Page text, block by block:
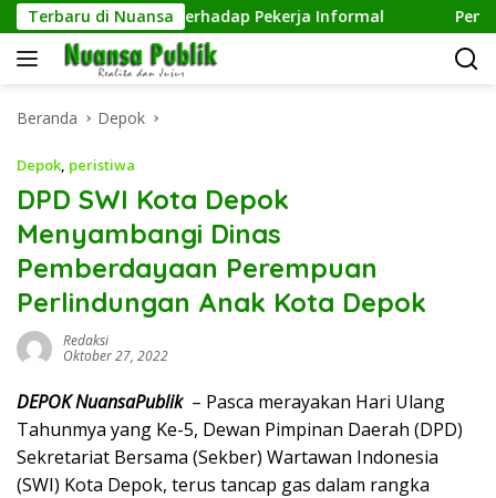
Langsung
ke
konten
Terbaru di Nuansa
Kepedulian terhadap Pekerja Informal Pengelolaan
Beranda Depok
Depok, peristiwa
DPD SWI Kota Depok
Menyambangi Dinas
Pemberdayaan Perempuan
Perlindungan Anak Kota Depok
Redaksi
Oktober 27, 2022
DEPOK NuansaPublik – Pasca merayakan Hari Ulang
Tahunmya yang Ke-5, Dewan Pimpinan Daerah (DPD)
Sekretariat Bersama (Sekber) Wartawan Indonesia
(SWI) Kota Depok, terus tancap gas dalam rangka